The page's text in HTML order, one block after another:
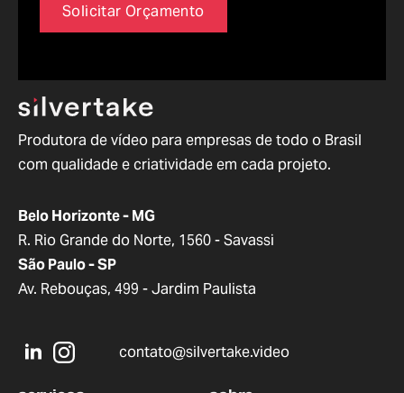
Solicitar Orçamento
Produtora de vídeo para empresas de todo o Brasil
com qualidade e criatividade em cada projeto.
Belo Horizonte - MG
R. Rio Grande do Norte, 1560 - Savassi
São Paulo - SP
Av. Rebouças, 499 - Jardim Paulista
contato@silvertake.video